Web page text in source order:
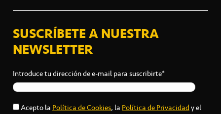
SUSCRÍBETE A NUESTRA
NEWSLETTER
Introduce tu dirección de e-mail para suscribirte*
Acepto la Política de Cookies, la Política de Privacidady el